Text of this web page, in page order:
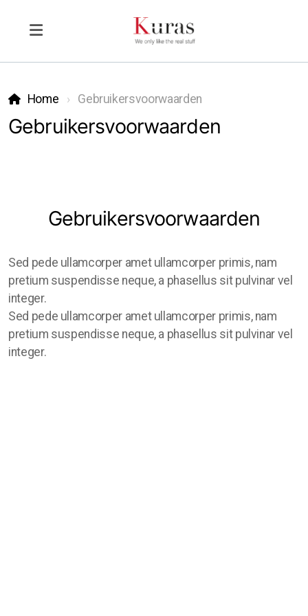
Home Gebruikersvoorwaarden
Gebruikersvoorwaarden
Gebruikersvoorwaarden
Sed pede ullamcorper amet ullamcorper primis, nam
pretium suspendisse neque, a phasellus sit pulvinar vel
integer.
Sed pede ullamcorper amet ullamcorper primis, nam
pretium suspendisse neque, a phasellus sit pulvinar vel
integer.